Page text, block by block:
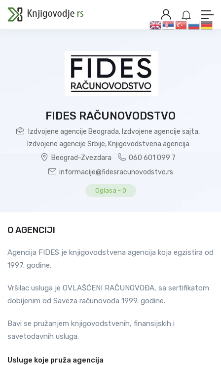
FIDES RAČUNOVODSTVO
Izdvojene agencije Beograda, Izdvojene agencije sajta,
Izdvojene agencije Srbije, Knjigovodstvena agencija
Beograd-Zvezdara
060 601 099 7
informacije@fidesracunovodstvo.rs
Oglasa - 0
O AGENCIJI
Agencija FIDES je knjigovodstvena agencija koja egzistira od
1997. godine.
Vršilac usluga je OVLAŠĆENI RAČUNOVOĐA, sa sertifikatom
dobijenim od Saveza računovođa 1999. godine.
Bavi se pružanjem knjigovodstvenih, finansijskih i
savetodavnih usluga.
Usluge koje pruža agencija